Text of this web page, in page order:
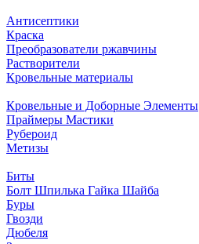
Антисептики
Краска
Преобразователи ржавчины
Растворители
Кровельные материалы
Кровельные и Доборные Элементы
Праймеры Мастики
Рубероид
Метизы
Биты
Болт Шпилька Гайка Шайба
Буры
Гвозди
Дюбеля